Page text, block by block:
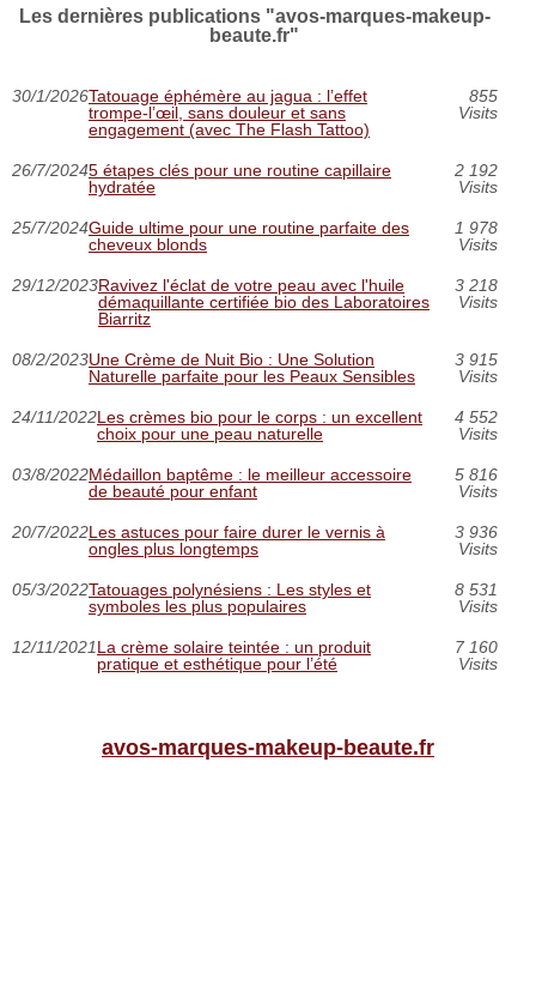
Les dernières publications "avos-marques-makeup-
beaute.fr"
30/1/2026Tatouage éphémère au jagua : l’effet
trompe‑l’œil, sans douleur et sans
engagement (avec The Flash Tattoo)
855
Visits
26/7/20245 étapes clés pour une routine capillaire
hydratée
2 192
Visits
25/7/2024Guide ultime pour une routine parfaite des
cheveux blonds
1 978
Visits
29/12/2023Ravivez l'éclat de votre peau avec l'huile
démaquillante certifiée bio des Laboratoires
Biarritz
3 218
Visits
08/2/2023Une Crème de Nuit Bio : Une Solution
Naturelle parfaite pour les Peaux Sensibles
3 915
Visits
24/11/2022Les crèmes bio pour le corps : un excellent
choix pour une peau naturelle
4 552
Visits
03/8/2022Médaillon baptême : le meilleur accessoire
de beauté pour enfant
5 816
Visits
20/7/2022Les astuces pour faire durer le vernis à
ongles plus longtemps
3 936
Visits
05/3/2022Tatouages polynésiens : Les styles et
symboles les plus populaires
8 531
Visits
12/11/2021La crème solaire teintée : un produit
pratique et esthétique pour l’été
7 160
Visits
avos-marques-makeup-beaute.fr